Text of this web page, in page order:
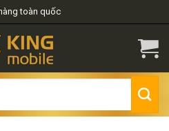
toàn quốc